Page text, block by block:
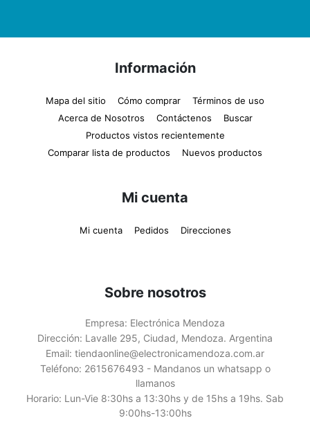
Información
Mapa del sitio Cómo comprar
Términos de uso
Acerca de Nosotros
Contáctenos
Buscar
Productos vistos recientemente
Comparar lista de productos
Nuevos productos
Mi cuenta
Mi cuenta Pedidos Direcciones
Sobre nosotros
Empresa: Electrónica Mendoza
Dirección: Lavalle 295, Ciudad, Mendoza. Argentina
Email: tiendaonline@electronicamendoza.com.ar
Teléfono: 2615676493 - Mandanos un whatsapp o
llamanos
Horario: Lun-Vie 8:30hs a 13:30hs y de 15hs a 19hs. Sab
9:00hs-13:00hs